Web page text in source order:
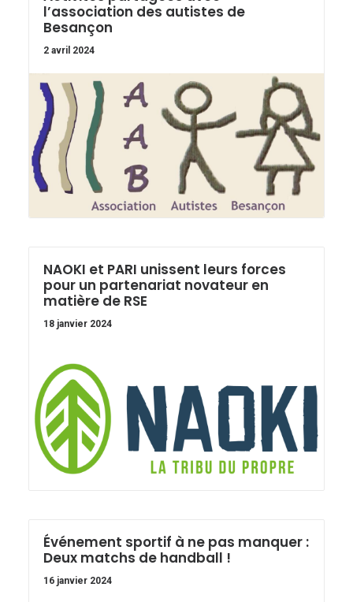
l’association des autistes de
Besançon
2 avril 2024
NAOKI et PARI unissent leurs forces
pour un partenariat novateur en
matière de RSE
18 janvier 2024
Événement sportif à ne pas manquer :
Deux matchs de handball !
16 janvier 2024